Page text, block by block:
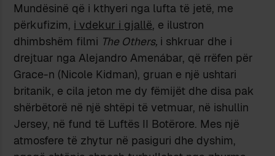
Mundësinë që i kthyeri nga lufta të jetë, me
përkufizim, i vdekur i gjallë, e ilustron
dhimbshëm filmi The Others, i shkruar dhe i
drejtuar nga Alejandro Amenábar, që rrëfen për
Grace-n (Nicole Kidman), gruan e një ushtari
britanik, e cila jeton me dy fëmijët dhe disa pak
shërbëtorë në një shtëpi të vetmuar, në ishullin
Jersey, në fund të Luftës II Botërore. Mes një
atmosfere të zhytur në pasiguri dhe dyshim,